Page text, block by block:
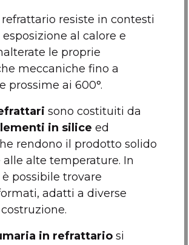
resiste in contesti
al calore e
le proprie
meccaniche fino a
prossime ai 600°.
sono costituiti da
in silice ed
rendono il prodotto solido
alle alte temperature. In
possibile trovare
adatti a diverse
in refrattario si